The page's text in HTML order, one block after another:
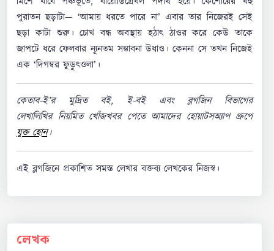
পুরাতন ছড়াটা— ‘আমায় ধরতে পারে না’ এবার তার নিজেরই সেই
ছড়া কাটা শুরু। চোখ বন্ধ অবস্থায় হঠাৎ ঠাওর করে কেউ তাকে
জাপটে ধরে ফেলবার ন্যূনতম সম্ভাবনা উধাও। কেননা সে তখন নিজেই
এক ‘দিগম্বর ফুড়ুৎওলা’।
কেতাব-ই’র মুদ্রিত বই, ই-বই এবং ব্লগজিন বিভাগের
লেখালিখির নিয়মিত খোঁজখবর পেতে আমাদের হোয়াটসঅ্যাপ গ্রুপে
যুক্ত হোন।
এই ব্লগজিনে প্রকাশিত সমস্ত লেখার বক্তব্য লেখকের নিজস্ব।
লেখক